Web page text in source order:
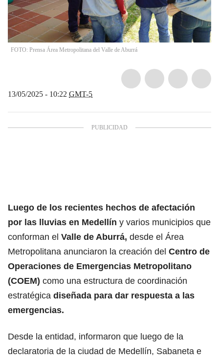
FOTO: Prensa Área Metropolitana del Valle de Aburrá
13/05/2025 - 10:22 GMT-5
Luego de los recientes hechos de afectación
por las lluvias en Medellín y varios municipios que
conforman el Valle de Aburrá, desde el Área
Metropolitana anunciaron la creación del Centro de
Operaciones de Emergencias Metropolitano
(COEM) como una estructura de coordinación
estratégica diseñada para dar respuesta a las
emergencias.
Desde la entidad, informaron que luego de la
declaratoria de la ciudad de Medellín, Sabaneta e